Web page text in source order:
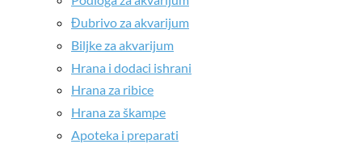
Đubrivo za akvarijum
Biljke za akvarijum
Hrana i dodaci ishrani
Hrana za ribice
Hrana za škampe
Apoteka i preparati